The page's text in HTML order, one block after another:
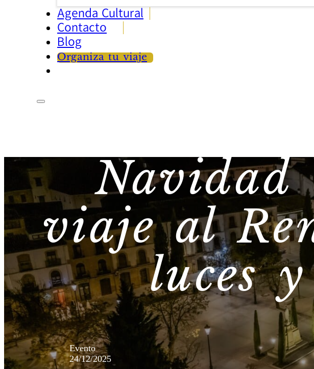
Agenda Cultural
Contacto
Blog
Organiza tu viaje
Navidad
viaje al
luces
Evento
24/12/2025